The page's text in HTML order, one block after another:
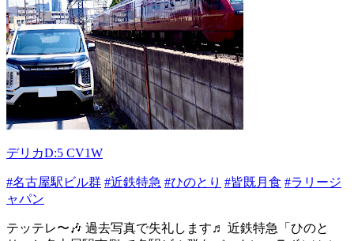
デリカD:5 CV1W
#名古屋駅ビル群 #近鉄特急 #ひのとり #皆既月食 #ラリージ
ャパン
テッテレ〜🎶 過去写真で失礼します♬ 近鉄特急「ひのと